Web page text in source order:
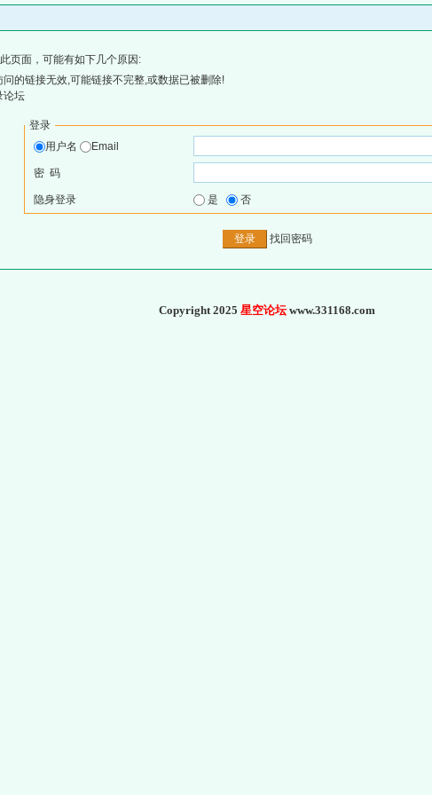
页面，可能有如下几个原因:
的链接无效,可能链接不完整,或数据已被删除!
论坛
登录
用户名
Email
密 码
隐身登录 是 否
找回密码
Copyright 2025 星空论坛www.331168.com